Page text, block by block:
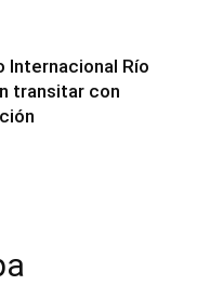
Internacional Río
transitar con